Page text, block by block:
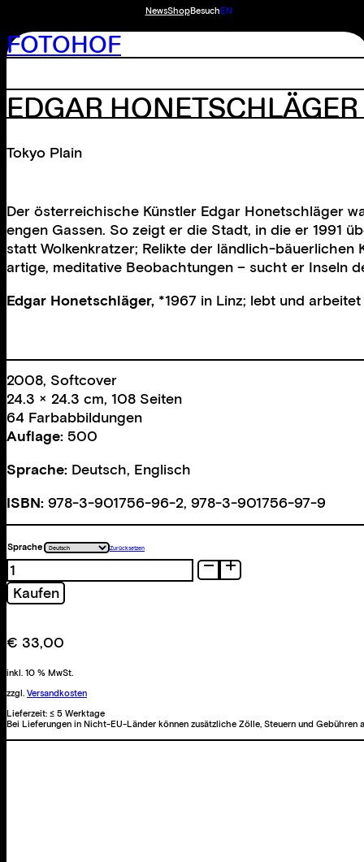
NewsShopBesuchEN
FOTOHOF
EDGAR HONETSCHLÄGER
Tokyo Plain
Der österreichische Künstler Edgar Honetschläger
engen Gassen. So zeigt er die Stadt, in die er 1991
statt Wolkenkratzer; Relikte der ländlich-
artige, meditative Beobachtungen – sucht er Inseln
Edgar Honetschläger, *1967 in Linz; lebt und
2008, Softcover
24.3 × 24.3 cm, 108 Seiten
64 Farbabbildungen
Auflage: 500
Sprache: Deutsch, Englisch
ISBN: 978-3-901756-96-2, 978-3-901756-97-9
Sprache Zurücksetzen
Tokyo
Plain
Menge
Kaufen
€ 33,00
inkl. 10 % MwSt.
zzgl. Versandkosten
Lieferzeit: ≤ 5 Werktage
Bei Lieferungen in Nicht-EU-Länder können zusätzliche Zölle, Steuern und Gebühren